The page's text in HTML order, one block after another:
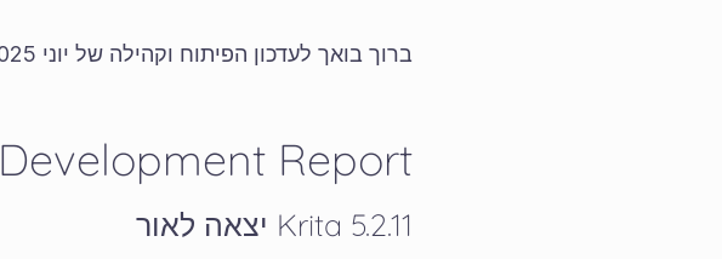
ברוך בואך לעדכון הפיתוח וקהילה של יוני 2025.
Development Report
Krita 5.2.11 יצאה לאור